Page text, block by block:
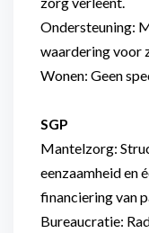
Ondersteuning:
waardering voor
Wonen: Geen
SGP
Mantelzorg:
eenzaamheid en
financiering van
Bureaucratie: